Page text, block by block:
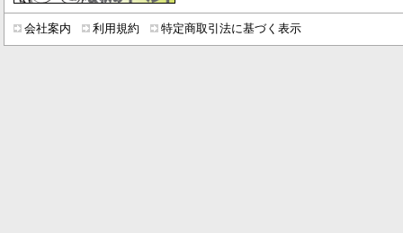
会社案内 利用規約 特定商取引法に基づく表示